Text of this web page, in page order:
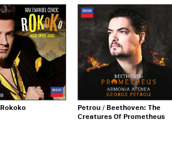
Petrou / Beethoven: The
Creatures Of Prometheus